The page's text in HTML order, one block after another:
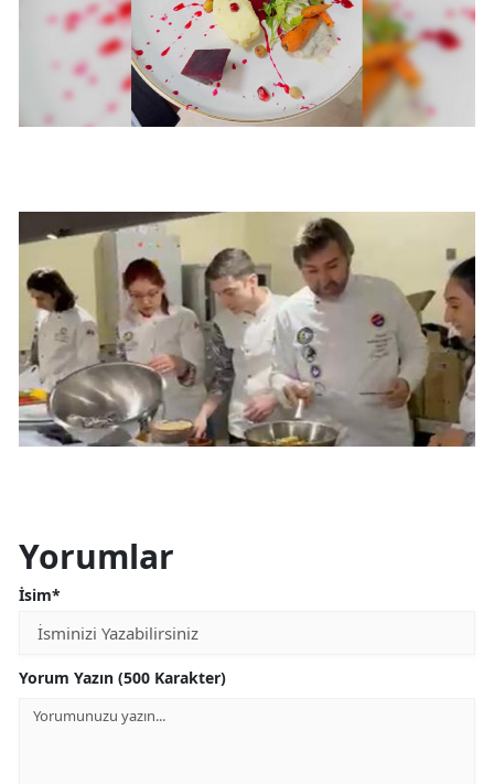
Kırşehir
Kocaeli
Konya
Manisa
Kahramanmaraş
Mardin
Muş
Yorumlar
İsim*
Yorum Yazın (500 Karakter)